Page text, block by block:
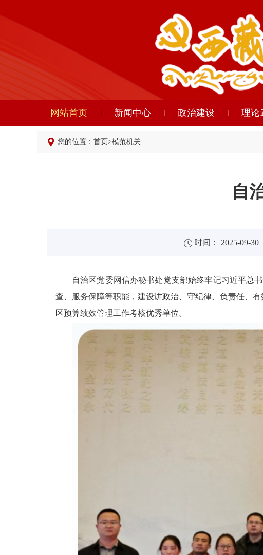
网站首页 新闻中心 政治建设 理论
您的位置： 首页>模范机关
自
时间： 2025-09-30
自治区党委网信办秘书处党支部始终牢记习近平总
查、
服务保障等职能，建设讲政治、守纪律、负责任、
区预算绩效管理工作考核优秀单位。